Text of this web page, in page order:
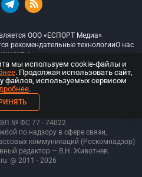
ООО «ЕСПОРТ Медиа»
рекомендательные технологииО нас
— Все права защищены
о регистрации средств массовой
№ ФС 77 - 74022
по надзору в сфере связи,
коммуникаций (Роскомнадзор)
редактор — В.Н. Животнев.
@ 2011 - 2026
мы используем cookie-файлы и
. Продолжая использовать сайт,
файлов, используемых сервисом
.